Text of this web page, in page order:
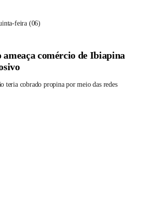
feira (06)
comércio de Ibiapina
teria cobrado propina por meio das redes